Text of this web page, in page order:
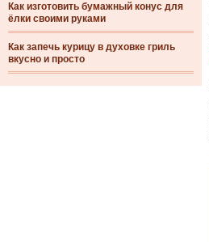
Как изготовить бумажный конус для
ёлки своими руками
Как запечь курицу в духовке гриль
вкусно и просто